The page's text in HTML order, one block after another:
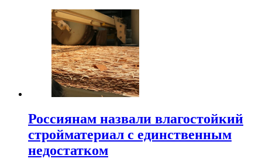
Россиянам назвали влагостойкий
стройматериал с единственным
недостатком